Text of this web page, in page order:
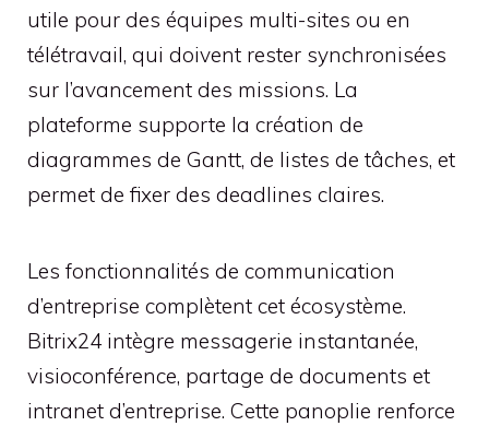
utile pour des équipes multi-sites ou en
télétravail, qui doivent rester synchronisées
sur l’avancement des missions. La
plateforme supporte la création de
diagrammes de Gantt, de listes de tâches, et
permet de fixer des deadlines claires.
Les fonctionnalités de communication
d’entreprise complètent cet écosystème.
Bitrix24 intègre messagerie instantanée,
visioconférence, partage de documents et
intranet d’entreprise. Cette panoplie renforce